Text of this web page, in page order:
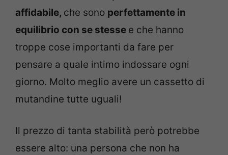
affidabile, che sono perfettamente in
equilibrio con se stesse e che hanno
troppe cose importanti da fare per
pensare a quale intimo indossare ogni
giorno. Molto meglio avere un cassetto di
mutandine tutte uguali!
Il prezzo di tanta stabilità però potrebbe
essere alto: una persona che non ha